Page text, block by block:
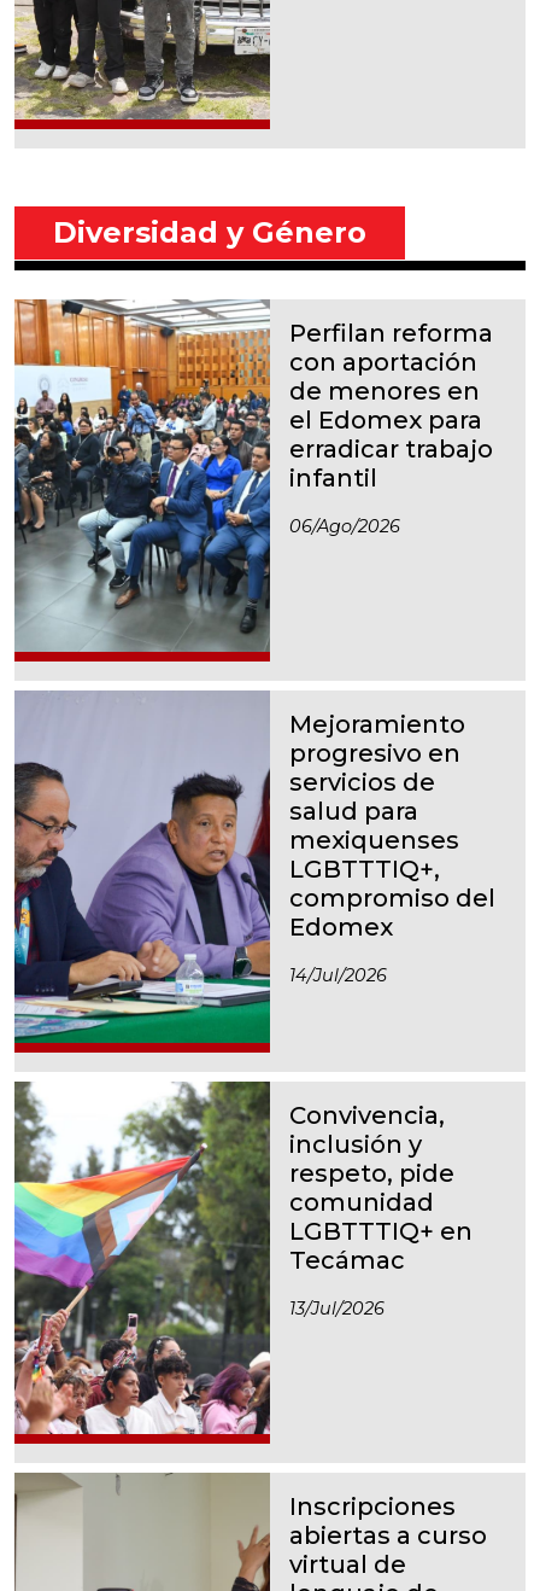
Diversidad y Género
Perfilan reforma
con aportación
de menores en
el Edomex para
erradicar trabajo
infantil
06/ago/2026
Mejoramiento
progresivo en
servicios de
salud para
mexiquenses
LGBTTTIQ+,
compromiso del
Edomex
14/jul/2026
Convivencia,
inclusión y
respeto, pide
comunidad
LGBTTTIQ+ en
Tecámac
13/jul/2026
Inscripciones
abiertas a curso
virtual de